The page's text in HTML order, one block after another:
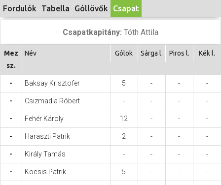
Szabadidő
Hasznos
Fordulók Tabella Góllövők Csapat
Csapatkapitány: Tóth Attila
Mez
sz.
Név Gólok Sárga l. Piros l. Kék l.
- Baksay Krisztofer 5 - - -
- Csizmadia Róbert - - - -
- Fehér Károly 12 - - -
- Haraszti Patrik 2 - - -
- Király Tamás - - - -
- Kocsis Patrik 5 - - -